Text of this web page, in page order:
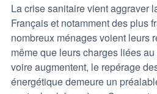
La crise sanitaire vient aggraver
Français et notamment des plus
nombreux ménages voient leurs
même que leurs charges liées
voire augmentent, le repérage
énergétique demeure un